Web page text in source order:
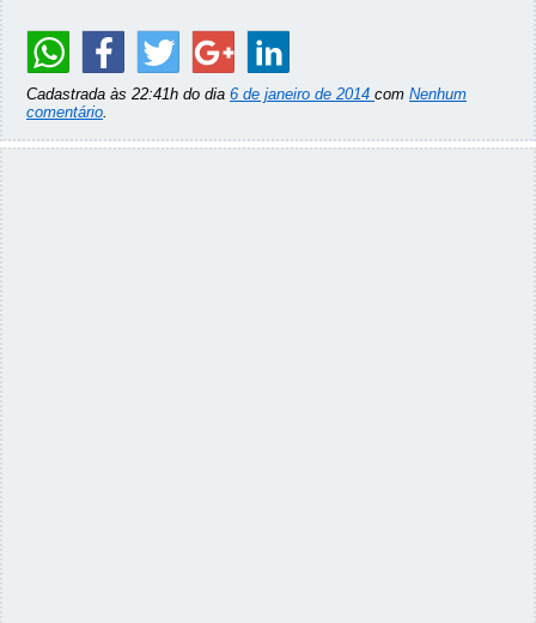
Cadastrada às 22:41h do dia 6 de janeiro de 2014 com Nenhum
comentário.